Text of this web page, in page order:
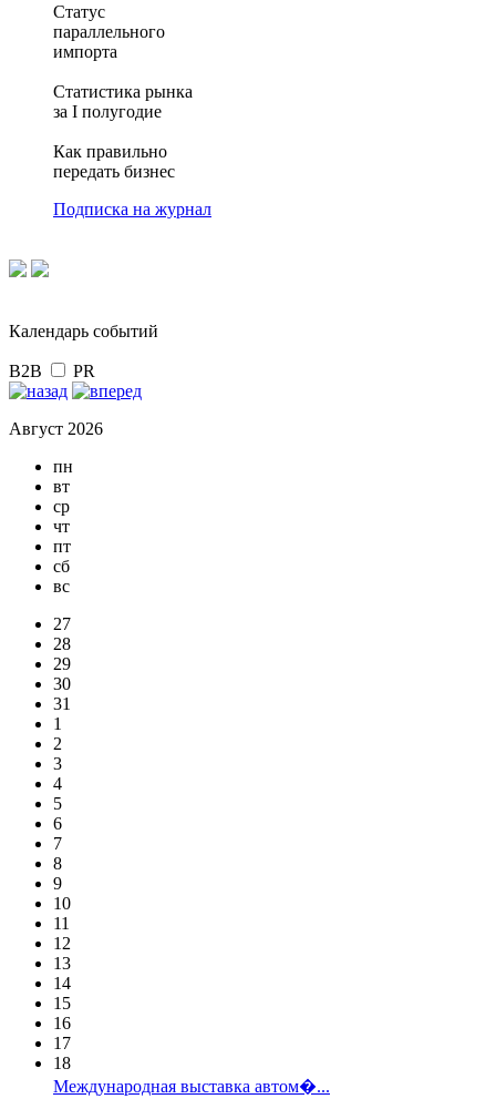
Статус
параллельного
импорта
Статистика рынка
за I полугодие
Как правильно
передать бизнес
Подписка на журнал
Календарь событий
B2B PR
Август 2026
пн
вт
ср
чт
пт
сб
вс
27
28
29
30
31
1
2
3
4
5
6
7
8
9
10
11
12
13
14
15
16
17
18
Международная выставка автом�...